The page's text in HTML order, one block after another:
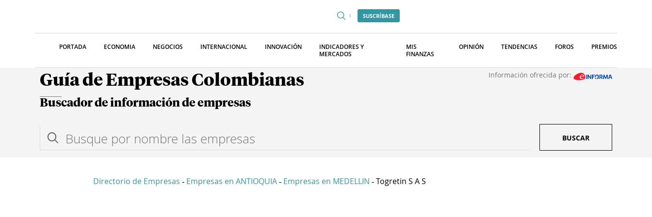
SUSCRÍBASE
PORTADA ECONOMIA NEGOCIOS INTERNACIONAL INNOVACIÓN
INDICADORES Y
MERCADOS
MIS
FINANZAS
OPINIÓN TENDENCIAS FOROS PREMIOS
Guía de Empresas Colombianas Información ofrecida por:
Buscador de información de empresas
BUSCAR
Directorio de Empresas - Empresas en ANTIOQUIA - Empresas en MEDELLIN - Togretin S A S